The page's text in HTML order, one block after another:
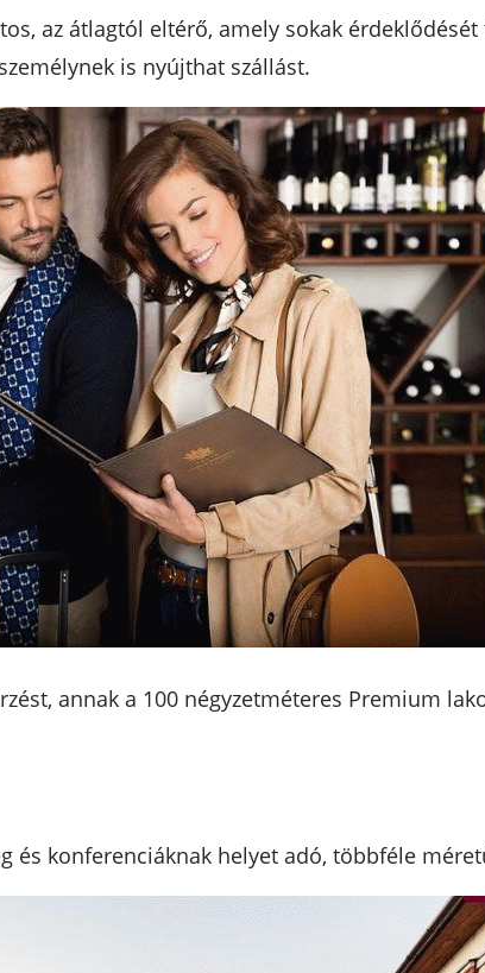
az átlagtól eltérő, amely sokak
is nyújthat szállást.
annak a 100 négyzetméteres Premium
és konferenciáknak helyet adó, többféle